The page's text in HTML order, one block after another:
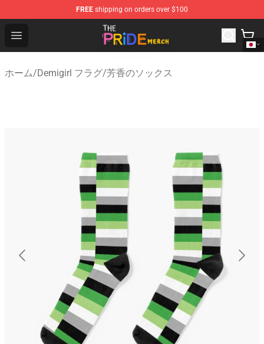
FREE shipping on orders over $100
Open menu
The Pride Shop - Official The Pride Merchandise Store
ホーム/Demigirl フラグ/芳香のソックス